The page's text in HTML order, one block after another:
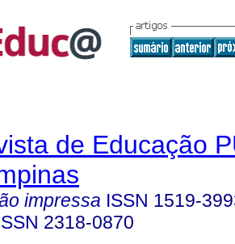
de Educação
impressa ISSN 1519-
2318-0870